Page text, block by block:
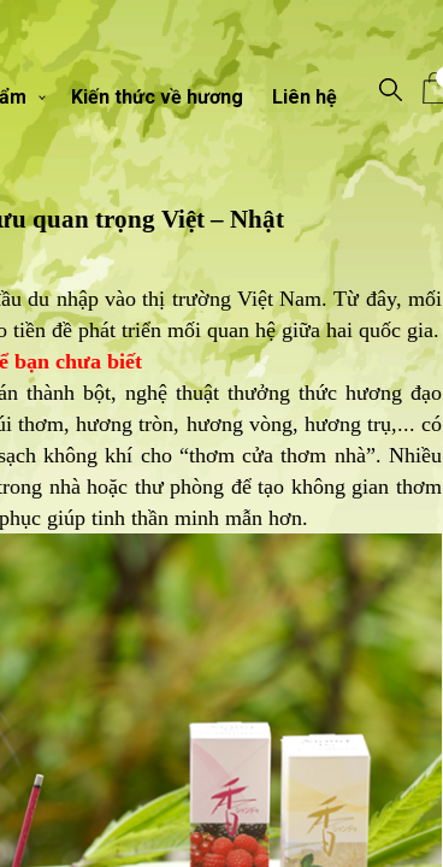
Kiến thức về hương Liên hệ
quan trọng Việt – Nhật
du nhập vào thị trường Việt Nam. Từ đây, mối
đề phát triển mối quan hệ giữa hai quốc gia.
bạn chưa biết
thành bột, nghệ thuật thưởng thức hương đạo
thơm, hương tròn, hương vòng, hương trụ,... có
không khí cho “thơm cửa thơm nhà”. Nhiều
nhà hoặc thư phòng để tạo không gian thơm
giúp tinh thần minh mẫn hơn.